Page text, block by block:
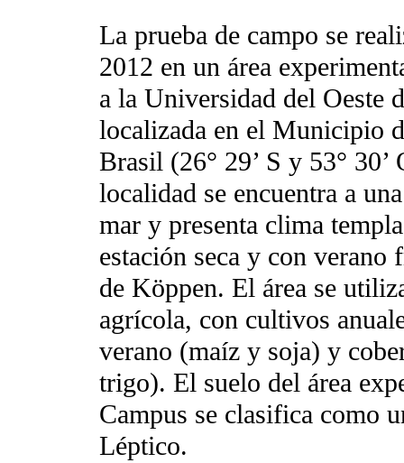
La prueba de campo se
2012 en un área
a la Universidad del Oeste
localizada en el Municipio
Brasil (26° 29’ S y 53°
localidad se encuentra a
mar y presenta clima
estación seca y con verano
de Köppen. El área se
agrícola, con cultivos
verano (maíz y soja) y
trigo). El suelo del área
Campus se clasifica como
Léptico.